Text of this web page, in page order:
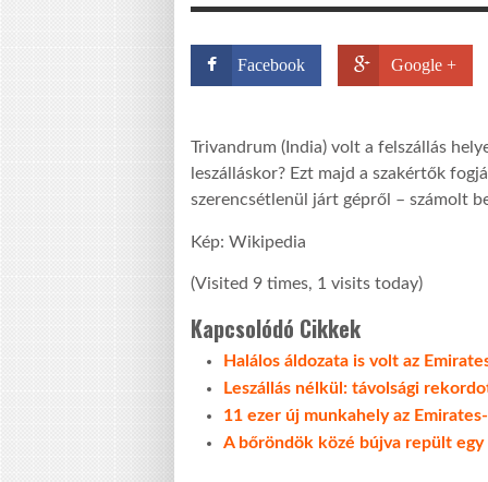
Facebook Google +
Trivandrum (India) volt a felszállás
leszálláskor? Ezt majd a szakértők
szerencsétlenül járt gépről – számolt
Kép: Wikipedia
(Visited 9 times, 1 visits today)
Kapcsolódó Cikkek
Halálos áldozata is volt az
Leszállás nélkül: távolsági
11 ezer új munkahely az
A bőröndök közé bújva repült